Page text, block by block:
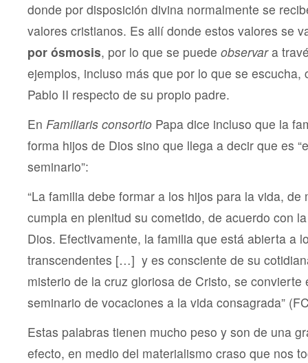
donde por disposición divina normalmente se
valores cristianos. Es allí donde estos valores se
por ósmosis, por lo que se puede observara
ejemplos, incluso más que por lo que se escucha,
Pablo II respecto de su propio padre.
En Familiaris consortio Papa dice incluso que la
forma hijos de Dios sino que llega a decir que es
seminario”:
“La familia debe formar a los hijos para la vida, de
cumpla en plenitud su cometido, de acuerdo con
Dios. Efectivamente, la familia que está abierta a
transcendentes […] y es consciente de su
misterio de la cruz gloriosa de Cristo, se convierte
seminario de vocaciones a la vida consagrada”
Estas palabras tienen mucho peso y son de una
efecto, en medio del materialismo craso que nos